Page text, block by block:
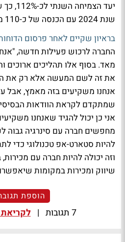
יעד
שנת 2024 עם הכנסה של כ-110 מיליון דולר.
בראיון שקיים לאחר פרסום
החברה לרכוש פעילות חדשה,
מאד. בסוף אלו תהליכים ארוכים
את זה לשם המעשה אלא רק את
אנחנו משקיעים בזה מאמץ, אבל
שמתקדם לקראת הוודאות
אני כן יכול להגיד שאנחנו
מחפשים חברה עם סינרגיה גבוה
להיות סטארט-אפ טכנולוגי כדי
וזה יכולה להיות חברה עם
שיווק ומכירות במקומות
הוספת
7 תגובות |